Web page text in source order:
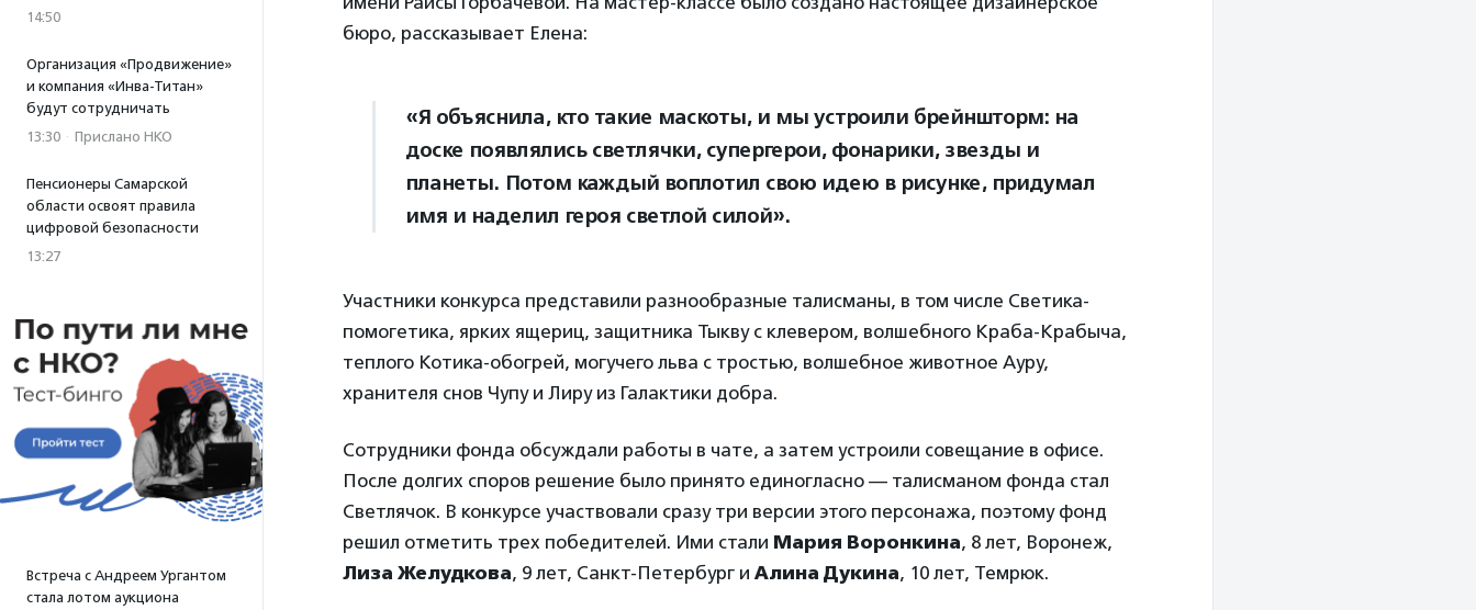
14:50
Организация «Продвижение»
и компания «Инва-Титан»
будут сотрудничать
13:30 · Прислано НКО
Пенсионеры Самарской
области освоят правила
цифровой безопасности
13:27
Встреча с Андреем Ургантом
стала лотом аукциона
бюро, рассказывает Елена:
«Я объяснила, кто такие маскоты, и мы устроили брейншторм: на
доске появлялись светлячки, супергерои, фонарики, звезды и
планеты. Потом каждый воплотил свою идею в рисунке, придумал
имя и наделил героя светлой силой».
Участники конкурса представили разнообразные талисманы, в том числе Светика-
помогетика, ярких ящериц, защитника Тыкву с клевером, волшебного Краба-Крабыча,
теплого Котика-обогрей, могучего льва с тростью, волшебное животное Ауру,
хранителя снов Чупу и Лиру из Галактики добра.
Сотрудники фонда обсуждали работы в чате, а затем устроили совещание в офисе.
После долгих споров решение было принято единогласно — талисманом фонда стал
Светлячок. В конкурсе участвовали сразу три версии этого персонажа, поэтому фонд
решил отметить трех победителей. Ими стали Мария Воронкина, 8 лет, Воронеж,
Лиза Желудкова, 9 лет, Санкт-Петербург и Алина Дукина, 10 лет, Темрюк.